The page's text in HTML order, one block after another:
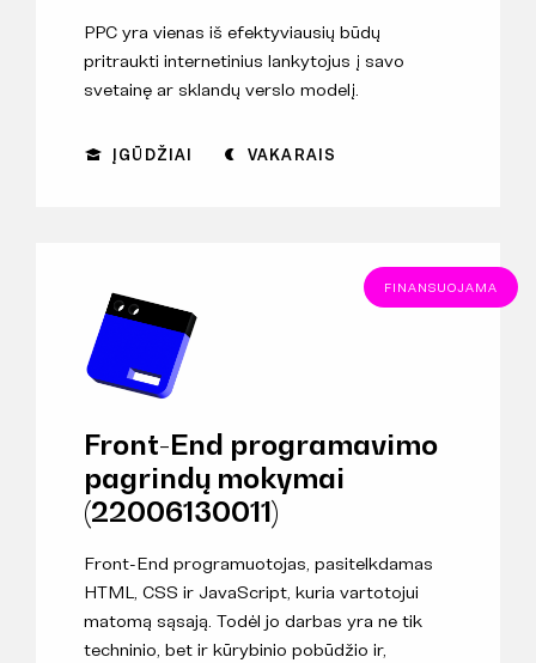
PPC yra vienas iš efektyviausių būdų
pritraukti internetinius lankytojus į savo
svetainę ar sklandų verslo modelį.
ĮGŪDŽIAI VAKARAIS
FINANSUOJAMA
Front-End programavimo
pagrindų mokymai
(22006130011)
Front-End programuotojas, pasitelkdamas
HTML, CSS ir JavaScript, kuria vartotojui
matomą sąsają. Todėl jo darbas yra ne tik
techninio, bet ir kūrybinio pobūdžio ir,